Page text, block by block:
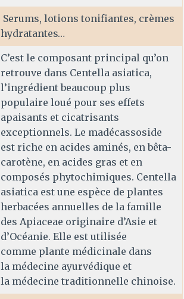
Serums, lotions tonifiantes, crèmes
hydratantes…
C’est le composant principal qu’on
retrouve dans Centella asiatica,
l’ingrédient beaucoup plus
populaire loué pour ses effets
apaisants et cicatrisants
exceptionnels. Le madécassoside
est riche en acides aminés, en bêta-
carotène, en acides gras et en
composés phytochimiques. Centella
asiatica est une espèce de plantes
herbacées annuelles de la famille
des Apiaceae originaire d’Asie et
d’Océanie. Elle est utilisée
comme plante médicinale dans
la médecine ayurvédique et
la médecine traditionnelle chinoise.